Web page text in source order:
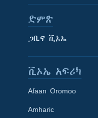
ድምጽ
ጋቢና ቪኦኤ
ቪኦኤ አፍሪካ
Afaan Oromoo
Amharic